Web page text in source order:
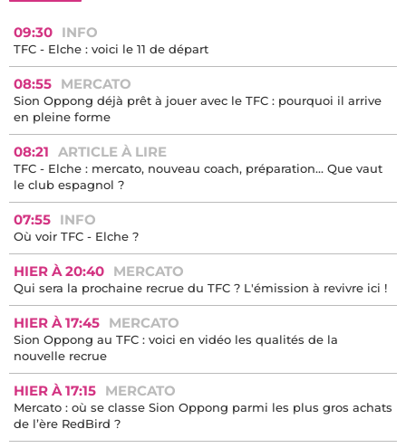
09:30 INFO
TFC - Elche : voici le 11 de départ
08:55 MERCATO
Sion Oppong déjà prêt à jouer avec le TFC : pourquoi il arrive
en pleine forme
08:21 ARTICLE À LIRE
TFC - Elche : mercato, nouveau coach, préparation… Que vaut
le club espagnol ?
07:55 INFO
Où voir TFC - Elche ?
HIER À 20:40 MERCATO
Qui sera la prochaine recrue du TFC ? L'émission à revivre ici !
HIER À 17:45 MERCATO
Sion Oppong au TFC : voici en vidéo les qualités de la
nouvelle recrue
HIER À 17:15 MERCATO
Mercato : où se classe Sion Oppong parmi les plus gros achats
de l’ère RedBird ?